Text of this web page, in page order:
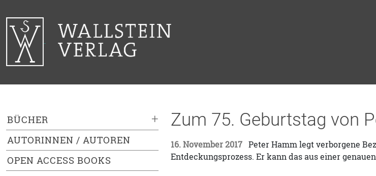
+
BÜCHER
AUTORINNEN / AUTOREN
OPEN ACCESS BOOKS
Zum 75. Geburtstag von
16. November 2017 Peter Hamm legt verborgene
Entdeckungsprozess. Er kann das aus einer